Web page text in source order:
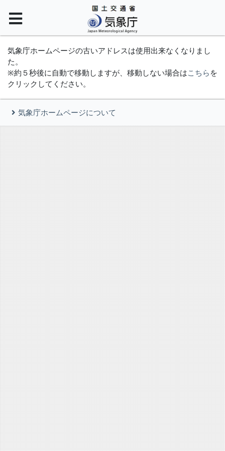
気象庁ホームページの古いアドレスは使用出来なくなりまし
た。
※約５秒後に自動で移動しますが、移動しない場合はこちら を
クリックしてください。
気象庁ホームページについて